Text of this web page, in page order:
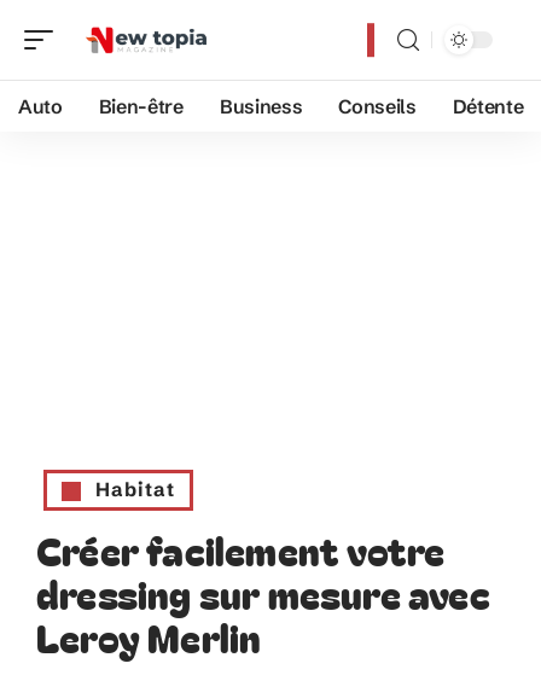
Auto Bien-être Business Conseils Détente
Habitat
Créer facilement votre
dressing sur mesure avec
Leroy Merlin